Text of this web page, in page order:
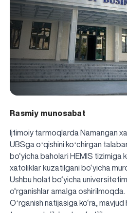
Rasmiy munosabat
Ijtimoiy tarmoqlarda Namangan
UBSga oʻqishini koʻchirgan
bo‘yicha baholari HEMIS tizimiga
xatoliklar kuzatilgani bo‘yicha
Ushbu holat bo‘yicha
o‘rganishlar amalga oshirilmoqda.
Oʻrganish natijasiga ko‘ra, mavjud